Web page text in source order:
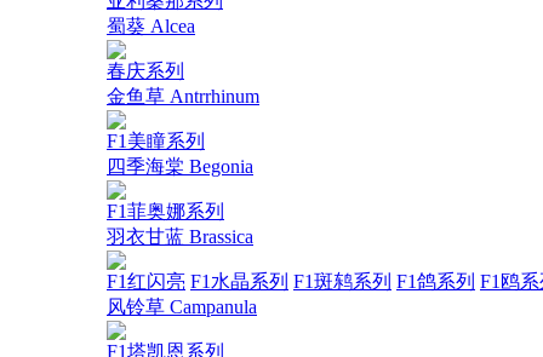
蜀葵 Alcea
春庆系列
金鱼草 Antrrhinum
F1美瞳系列
四季海棠 Begonia
F1菲奥娜系列
羽衣甘蓝 Brassica
F1红闪亮 F1水晶系列 F1斑鸫系列 F1鸽系列 F1鸥
风铃草 Campanula
F1塔凯恩系列